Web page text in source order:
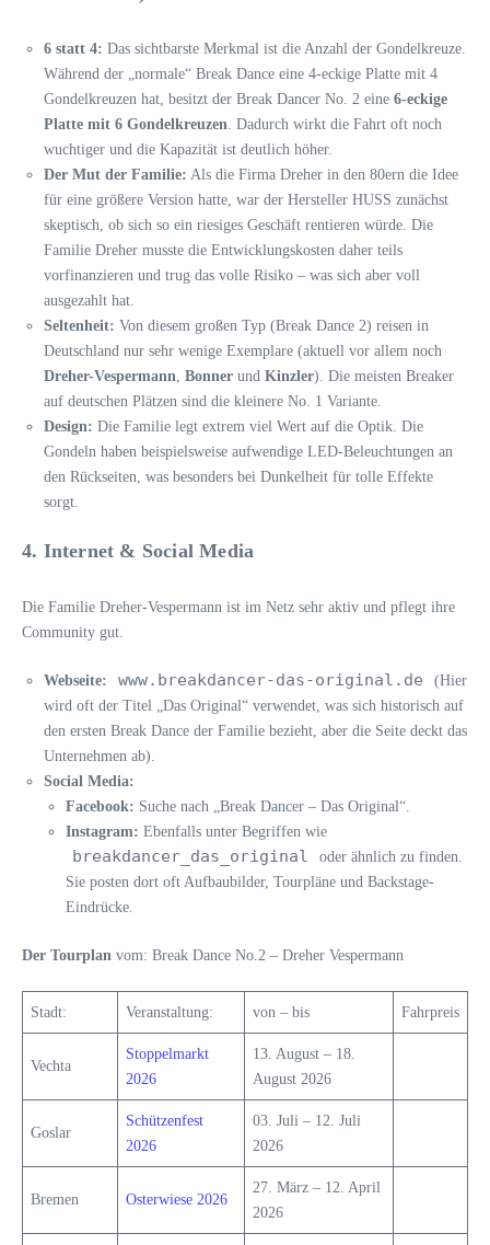
6 statt 4: Das sichtbarste Merkmal ist die Anzahl der Gondelkreuze.
Während der „normale“ Break Dance eine 4-eckige Platte mit 4
Gondelkreuzen hat, besitzt der Break Dancer No. 2 eine 6-eckige
Platte mit 6 Gondelkreuzen. Dadurch wirkt die Fahrt oft noch
wuchtiger und die Kapazität ist deutlich höher.
Der Mut der Familie: Als die Firma Dreher in den 80ern die Idee
für eine größere Version hatte, war der Hersteller HUSS zunächst
skeptisch, ob sich so ein riesiges Geschäft rentieren würde. Die
Familie Dreher musste die Entwicklungskosten daher teils
vorfinanzieren und trug das volle Risiko – was sich aber voll
ausgezahlt hat.
Seltenheit: Von diesem großen Typ (Break Dance 2) reisen in
Deutschland nur sehr wenige Exemplare (aktuell vor allem noch
Dreher-Vespermann, Bonner und Kinzler). Die meisten Breaker
auf deutschen Plätzen sind die kleinere No. 1 Variante.
Design: Die Familie legt extrem viel Wert auf die Optik. Die
Gondeln haben beispielsweise aufwendige LED-Beleuchtungen an
den Rückseiten, was besonders bei Dunkelheit für tolle Effekte
sorgt.
4. Internet & Social Media
Die Familie Dreher-Vespermann ist im Netz sehr aktiv und pflegt ihre
Community gut.
Webseite: www.breakdancer-das-original.de
(Hier
wird oft der Titel „Das Original“ verwendet, was sich historisch auf
den ersten Break Dance der Familie bezieht, aber die Seite deckt das
Unternehmen ab).
Social Media:
Facebook: Suche nach „Break Dancer – Das Original“.
Instagram: Ebenfalls unter Begriffen wie
breakdancer_das_original
oder ähnlich zu finden.
Sie posten dort oft Aufbaubilder, Tourpläne und Backstage-
Eindrücke.
Der Tourplan vom: Break Dance No.2 – Dreher Vespermann
Stadt: Veranstaltung: von – bis Fahrpreis
Vechta
Stoppelmarkt
2026
13. August – 18.
August 2026
Goslar
Schützenfest
2026
03. Juli – 12. Juli
2026
Bremen Osterwiese 2026
27. März – 12. April
2026